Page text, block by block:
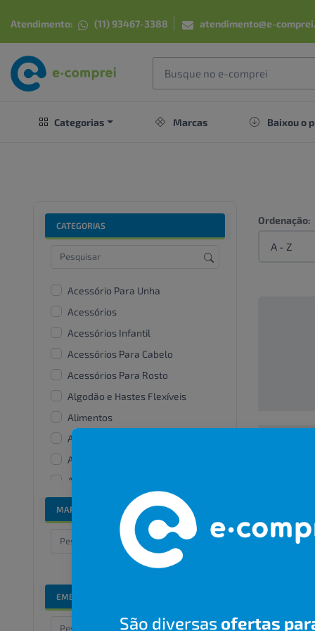
Atendimento: (11) 93467-3388 atendimento@e-
Categorias Marcas Baixou o
CATEGORIAS
Acessório Para Unha
Acessórios
Acessórios Infantil
Acessórios Para Cabelo
Acessórios Para Rosto
Algodão e Hastes Flexíveis
Alimentos
Alisantes
Amaciante De Roupas
Aparelhos e acessórios
bucais
Bandanas e lenços
Banho e cuidados especiais
Branqueadores dentais
MARCAS
EMBALAGENS
Ordenação:
São diversas ofertas